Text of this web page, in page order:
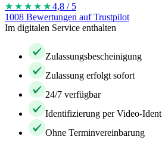
★★★★ ★4,8 / 5
1008 Bewertungen auf Trustpilot
Im digitalen Service enthalten
Zulassungsbescheinigung
Zulassung erfolgt sofort
24/7 verfügbar
Identifizierung per Video-Ident
Ohne Terminvereinbarung